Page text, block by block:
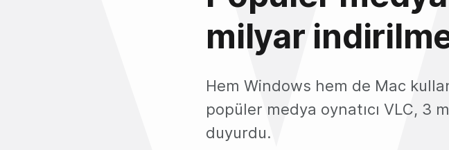
milyar indirilme
Hem Windows hem de Mac
popüler medya oynatıcı VLC, 3
duyurdu.